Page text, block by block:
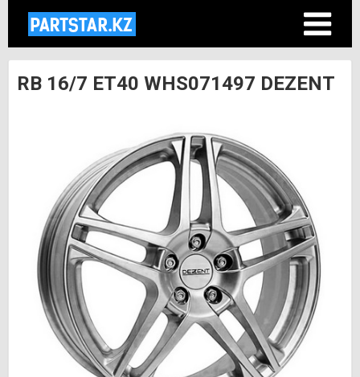
RB 16/7 ET40 WHS071497 DEZENT